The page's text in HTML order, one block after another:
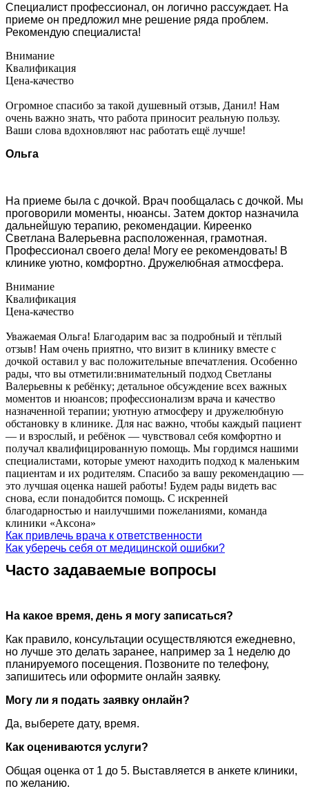
Специалист профессионал, он логично рассуждает. На
приеме он предложил мне решение ряда проблем.
Рекомендую специалиста!
Внимание
Квалификация
Цена-качество
Огромное спасибо за такой душевный отзыв, Данил! Нам
очень важно знать, что работа приносит реальную пользу.
Ваши слова вдохновляют нас работать ещё лучше!
Ольга
На приеме была с дочкой. Врач пообщалась с дочкой. Мы
проговорили моменты, нюансы. Затем доктор назначила
дальнейшую терапию, рекомендации. Киреенко
Светлана Валерьевна расположенная, грамотная.
Профессионал своего дела! Могу ее рекомендовать! В
клинике уютно, комфортно. Дружелюбная атмосфера.
Внимание
Квалификация
Цена-качество
Уважаемая Ольга! Благодарим вас за подробный и тёплый
отзыв! Нам очень приятно, что визит в клинику вместе с
дочкой оставил у вас положительные впечатления. Особенно
рады, что вы отметили:внимательный подход Светланы
Валерьевны к ребёнку; детальное обсуждение всех важных
моментов и нюансов; профессионализм врача и качество
назначенной терапии; уютную атмосферу и дружелюбную
обстановку в клинике. Для нас важно, чтобы каждый пациент
— и взрослый, и ребёнок — чувствовал себя комфортно и
получал квалифицированную помощь. Мы гордимся нашими
специалистами, которые умеют находить подход к маленьким
пациентам и их родителям. Спасибо за вашу рекомендацию —
это лучшая оценка нашей работы! Будем рады видеть вас
снова, если понадобится помощь. С искренней
благодарностью и наилучшими пожеланиями, команда
клиники «Аксона»
Как привлечь врача к ответственности
Как уберечь себя от медицинской ошибки?
Часто задаваемые вопросы
На какое время, день я могу записаться?
Как правило, консультации осуществляются ежедневно,
но лучше это делать заранее, например за 1 неделю до
планируемого посещения. Позвоните по телефону,
запишитесь или оформите онлайн заявку.
Могу ли я подать заявку онлайн?
Да, выберете дату, время.
Как оцениваются услуги?
Общая оценка от 1 до 5. Выставляется в анкете клиники,
по желанию.